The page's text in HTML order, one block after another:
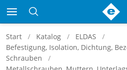
Start Katalog
ELDAS
Befestigung, Isolation, Dichtung,
Schrauben